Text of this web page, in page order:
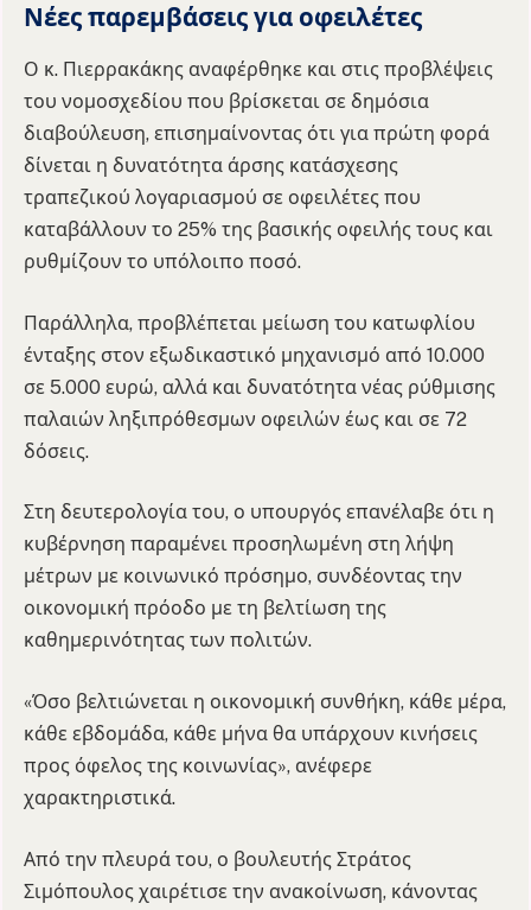
Νέες παρεμβάσεις για οφειλέτες
Ο κ. Πιερρακάκης αναφέρθηκε και στις προβλέψεις
του νομοσχεδίου που βρίσκεται σε δημόσια
διαβούλευση, επισημαίνοντας ότι για πρώτη φορά
δίνεται η δυνατότητα άρσης κατάσχεσης
τραπεζικού λογαριασμού σε οφειλέτες που
καταβάλλουν το 25% της βασικής οφειλής τους και
ρυθμίζουν το υπόλοιπο ποσό.
Παράλληλα, προβλέπεται μείωση του κατωφλίου
ένταξης στον εξωδικαστικό μηχανισμό από 10.000
σε 5.000 ευρώ, αλλά και δυνατότητα νέας ρύθμισης
παλαιών ληξιπρόθεσμων οφειλών έως και σε 72
δόσεις.
Στη δευτερολογία του, ο υπουργός επανέλαβε ότι η
κυβέρνηση παραμένει προσηλωμένη στη λήψη
μέτρων με κοινωνικό πρόσημο, συνδέοντας την
οικονομική πρόοδο με τη βελτίωση της
καθημερινότητας των πολιτών.
«Όσο βελτιώνεται η οικονομική συνθήκη, κάθε μέρα,
κάθε εβδομάδα, κάθε μήνα θα υπάρχουν κινήσεις
προς όφελος της κοινωνίας», ανέφερε
χαρακτηριστικά.
Από την πλευρά του, ο βουλευτής Στράτος
Σιμόπουλος χαιρέτισε την ανακοίνωση, κάνοντας